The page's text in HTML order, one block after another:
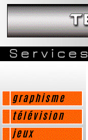
Services
graphisme
télévision
jeux